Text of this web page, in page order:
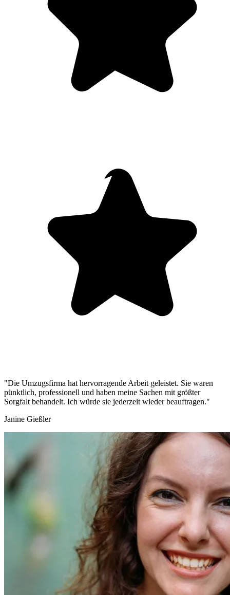
"Die Umzugsfirma hat hervorragende Arbeit geleistet. Sie waren
pünktlich, professionell und haben meine Sachen mit größter
Sorgfalt behandelt. Ich würde sie jederzeit wieder beauftragen."
Janine Gießler